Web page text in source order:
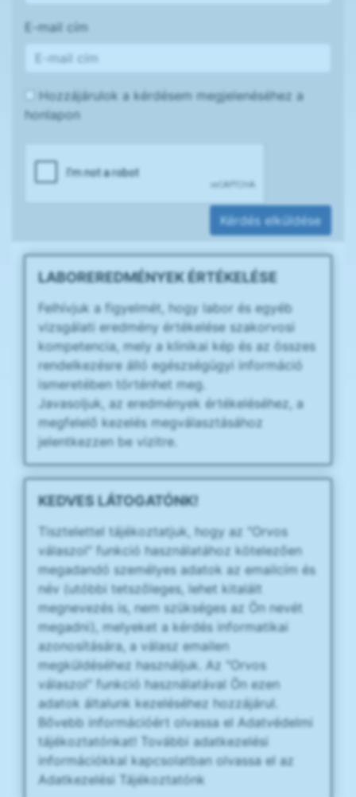
E-mail cím
Hozzájárulok a kérdésem megjelenéséhez a
honlapon
Kérdés elküldése
LABOREREDMÉNYEK ÉRTÉKELÉSE
Felhívjuk a figyelmét, hogy labor és egyéb
vizsgálati eredmény értékelése szakorvosi
kompetencia, mely a klinikai kép és az összes
rendelkezésre álló egészségügyi információ
ismeretében történhet meg.
Javasoljuk, az eredmények értékeléséhez, a
megfelelő kezelés megválasztásához
jelentkezzen be vizitre.
KEDVES LÁTOGATÓNK!
Tisztelettel tájékoztatjuk, hogy az "Orvos
válaszol" funkció használatához kötelezően
megadandó személyes adatok az emailcím és
név (utóbbi tetszőleges, lehet kitalált
megnevezés is, nem szükséges az Ön nevét
megadni), melyeket a kérdés informatikai
azonosítására, a válasz emailen
megküldéséhez használjuk. Az "Orvos
válaszol" funkció használatával Ön ezen
adatok általunk kezeléséhez hozzájárul.
Bővebb információért olvassa el Adatvédelmi
tájékoztatónkat! További adatkezelési
információkkal kapcsolatban olvassa el az
Adatkezelési Tájékoztatónk